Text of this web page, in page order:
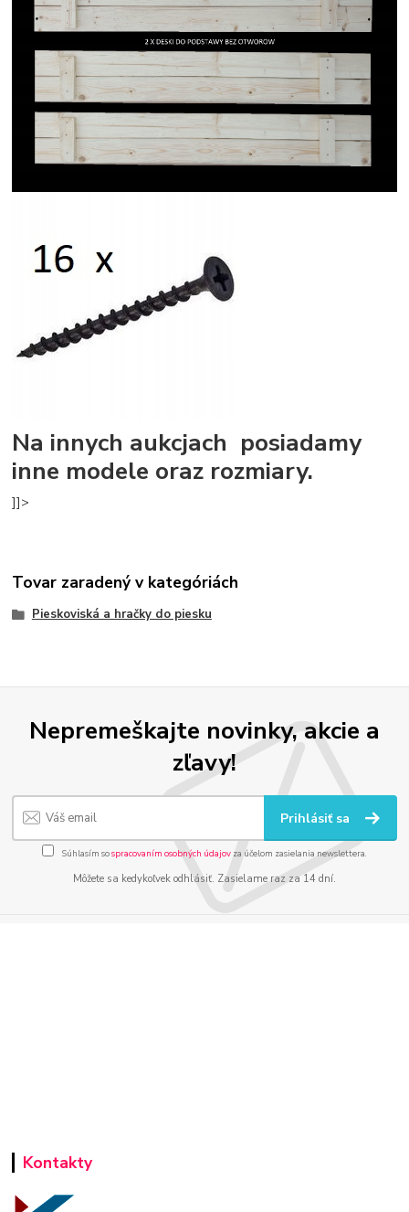
Na innych aukcjach posiadamy
inne modele oraz rozmiary.
]]>
Tovar zaradený v kategóriách
Pieskoviská a hračky do piesku
Nepremeškajte novinky, akcie a
zľavy!
Prihlásiť sa
Súhlasím sospracovaním osobných údajov za účelom zasielania newslettera.
Môžete sa kedykoľvek odhlásiť. Zasielame raz za 14 dní.
Kontakty